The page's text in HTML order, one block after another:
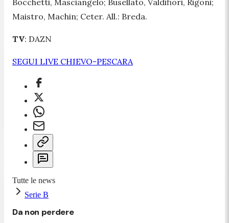
Maistro, Machin; Ceter. All.: Breda.
TV: DAZN
SEGUI LIVE CHIEVO-PESCARA
Tutte le news
Serie B
Da non perdere